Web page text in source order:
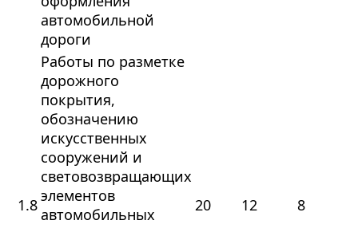
автомобильной
дороги
1.8
Работы по разметке
дорожного
покрытия,
обозначению
искусственных
сооружений и
световозвращающих
элементов
автомобильных
20 12 8